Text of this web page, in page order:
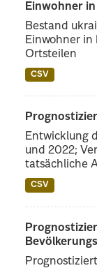
Einwohner in
Bestand
Einwohner in
Ortsteilen
CSV
Entwicklung
und 2022;
tatsächliche
CSV